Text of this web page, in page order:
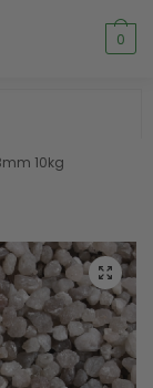
0
10kg